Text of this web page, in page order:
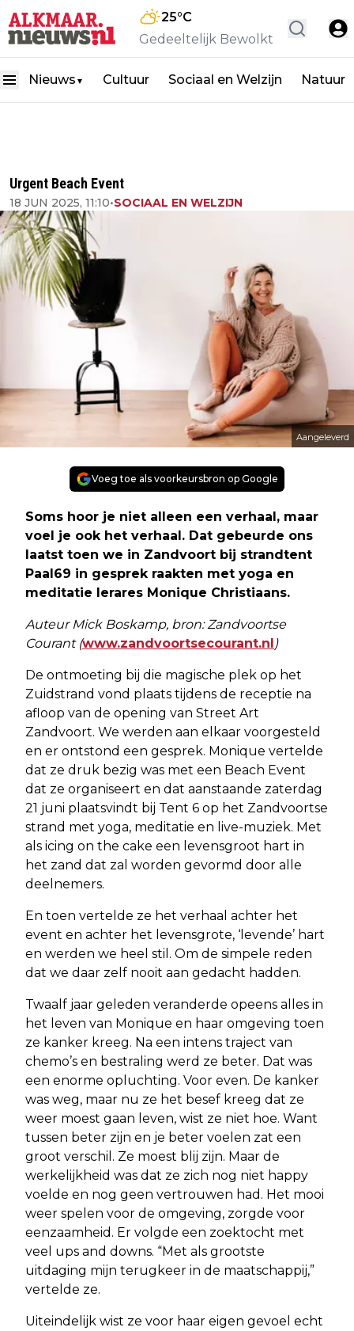
25°C
Gedeeltelijk Bewolkt
Nieuws ▼ Cultuur Sociaal en Welzijn Natuur
Urgent Beach Event
18 JUN 2025, 11:10•SOCIAAL EN WELZIJN
Aangeleverd
Voeg toe als voorkeursbron op Google
Soms hoor je niet alleen een verhaal, maar
voel je ook het verhaal. Dat gebeurde ons
laatst toen we in Zandvoort bij strandtent
Paal69 in gesprek raakten met yoga en
meditatie lerares Monique Christiaans.
Auteur Mick Boskamp, bron: Zandvoortse
Courant (www.zandvoortsecourant.nl)
De ontmoeting bij die magische plek op het
Zuidstrand vond plaats tijdens de receptie na
afloop van de opening van Street Art
Zandvoort. We werden aan elkaar voorgesteld
en er ontstond een gesprek. Monique vertelde
dat ze druk bezig was met een Beach Event
dat ze organiseert en dat aanstaande zaterdag
21 juni plaatsvindt bij Tent 6 op het Zandvoortse
strand met yoga, meditatie en live-muziek. Met
als icing on the cake een levensgroot hart in
het zand dat zal worden gevormd door alle
deelnemers.
En toen vertelde ze het verhaal achter het
event en achter het levensgrote, ‘levende’ hart
en werden we heel stil. Om de simpele reden
dat we daar zelf nooit aan gedacht hadden.
Twaalf jaar geleden veranderde opeens alles in
het leven van Monique en haar omgeving toen
ze kanker kreeg. Na een intens traject van
chemo’s en bestraling werd ze beter. Dat was
een enorme opluchting. Voor even. De kanker
was weg, maar nu ze het besef kreeg dat ze
weer moest gaan leven, wist ze niet hoe. Want
tussen beter zijn en je beter voelen zat een
groot verschil. Ze moest blij zijn. Maar de
werkelijkheid was dat ze zich nog niet happy
voelde en nog geen vertrouwen had. Het mooi
weer spelen voor de omgeving, zorgde voor
eenzaamheid. Er volgde een zoektocht met
veel ups and downs. “Met als grootste
uitdaging mijn terugkeer in de maatschappij,”
vertelde ze.
Uiteindelijk wist ze voor haar eigen gevoel echt